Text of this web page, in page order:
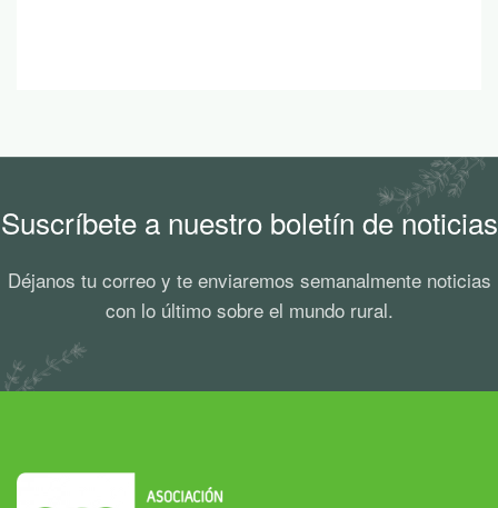
Suscríbete a nuestro boletín de noticias
Déjanos tu correo y te enviaremos semanalmente noticias
con lo último sobre el mundo rural.